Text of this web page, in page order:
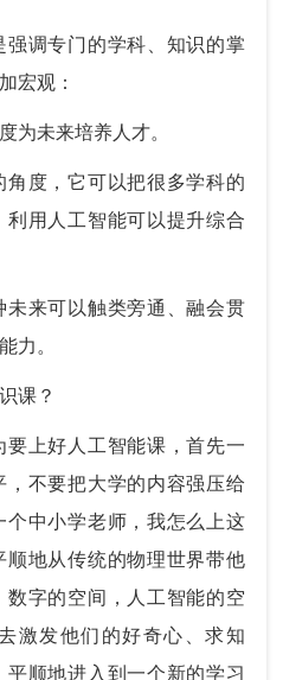
调专门的学科、知识的掌
宏观：
未来培养人才。
度，它可以把很多学科的
用人工智能可以提升综合
来可以触类旁通、融会贯
力。
课？
上好人工智能课，首先一
，不要把大学的内容强压给
个中小学老师，我怎么上这
地从传统的物理世界带他
字的空间，人工智能的空
激发他们的好奇心、求知
顺地进入到一个新的学习